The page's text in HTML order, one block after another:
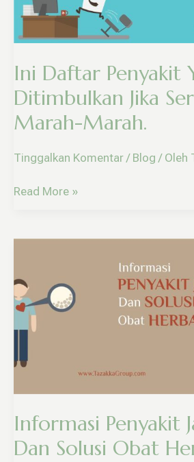
Ini Daftar Penyakit
Ditimbulkan Jika
Marah-Marah.
Tinggalkan Komentar / Blog / Oleh
Jika
Sering
Marah-
Read More »
Informasi Penyakit
Dan Solusi Obat
Jantung
Dan
Solusi
Obat